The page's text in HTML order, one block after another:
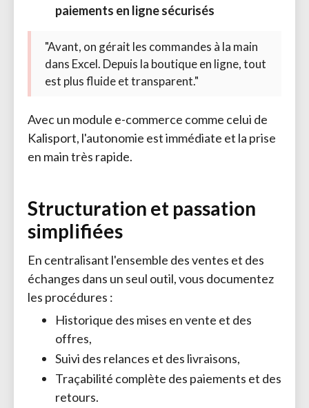
paiements en ligne sécurisés
"Avant, on gérait les commandes à la main
dans Excel. Depuis la boutique en ligne, tout
est plus fluide et transparent."
Avec un module e-commerce comme celui de
Kalisport, l'autonomie est immédiate et la prise
en main très rapide.
Structuration et passation
simplifiées
En centralisant l'ensemble des ventes et des
échanges dans un seul outil, vous documentez
les procédures :
Historique des mises en vente et des
offres,
Suivi des relances et des livraisons,
Traçabilité complète des paiements et des
retours.